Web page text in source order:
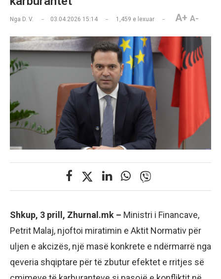
Nga D. V. 03.04.2026 15:14 1,459 e lexuar A+ A-
Shkup, 3 prill, Zhurnal.mk – Ministri i Financave,
Petrit Malaj, njoftoi miratimin e Aktit Normativ për
uljen e akcizës, një masë konkrete e ndërmarrë nga
qeveria shqiptare për të zbutur efektet e rritjes së